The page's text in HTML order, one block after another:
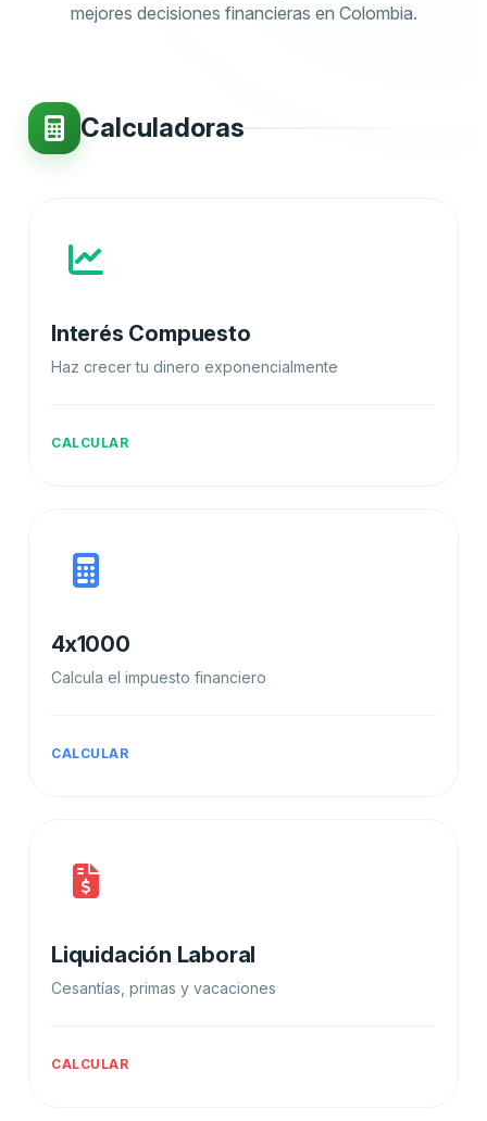
mejores decisiones financieras en Colombia.
Calculadoras
Interés Compuesto
Haz crecer tu dinero exponencialmente
CALCULAR
4x1000
Calcula el impuesto financiero
CALCULAR
Liquidación Laboral
Cesantías, primas y vacaciones
CALCULAR